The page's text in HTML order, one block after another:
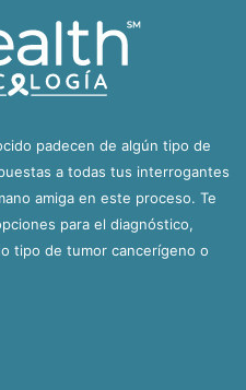
padecen de algún tipo de
a todas tus interrogantes
amiga en este proceso. Te
para el diagnóstico,
tipo de tumor cancerígeno o